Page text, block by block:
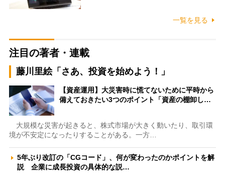
一覧を見る
注目の著者・連載
藤川里絵「さあ、投資を始めよう！」
【資産運用】大災害時に慌てないために平時から
備えておきたい3つのポイント「資産の棚卸し…
大規模な災害が起きると、株式市場が大きく動いたり、取引環
境が不安定になったりすることがある。一方…
5年ぶり改訂の「CGコード」、何が変わったのかポイントを解
説 企業に成長投資の具体的な説…